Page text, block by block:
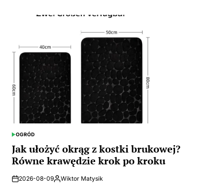
POSTED
IN
OGRÓD
Jak ułożyć okrąg z kostki brukowej?
Równe krawędzie krok po kroku
2026-08-09Posted
Wiktor Matysik